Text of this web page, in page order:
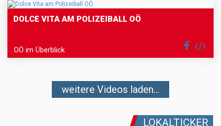
DOLCE VITA AM POLIZEIBALL OÖ
OÖ im Überblick
weitere Videos laden...
LOKALTICKER